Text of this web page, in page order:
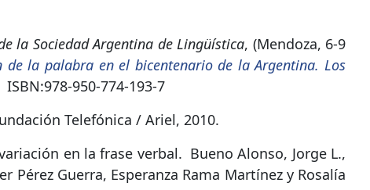
la Sociedad Argentina de Lingüística, (Mendoza, 6-9
de la palabra en el bicentenario de la Argentina. Los
ISBN:978-950-774-193-7
Telefónica / Ariel, 2010.
en la frase verbal. Bueno Alonso, Jorge L.,
Pérez Guerra, Esperanza Rama Martínez y Rosalía